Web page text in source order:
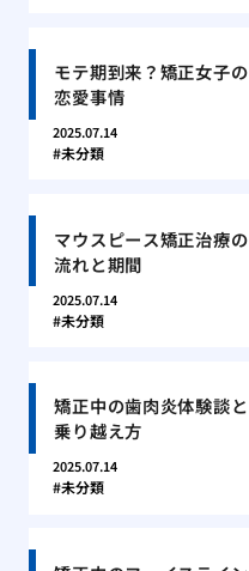
モテ期到来？矯正女子の
恋愛事情
2025.07.14
未分類
マウスピース矯正治療の
流れと期間
2025.07.14
未分類
矯正中の歯肉炎体験談と
乗り越え方
2025.07.14
未分類